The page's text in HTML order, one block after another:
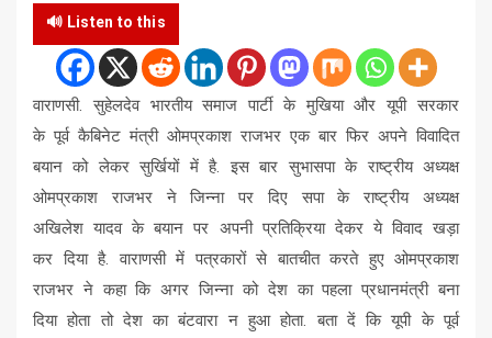
🔊 Listen to this
वाराणसी. सुहेलदेव भारतीय समाज पार्टी के मुखिया और यूपी सरकार
के पूर्व कैबिनेट मंत्री ओमप्रकाश राजभर एक बार फिर अपने विवादित
बयान को लेकर सुर्खियों में है. इस बार सुभासपा के राष्ट्रीय अध्यक्ष
ओमप्रकाश राजभर ने जिन्ना पर दिए सपा के राष्ट्रीय अध्यक्ष
अखिलेश यादव के बयान पर अपनी प्रतिक्रिया देकर ये विवाद खड़ा
कर दिया है. वाराणसी में पत्रकारों से बातचीत करते हुए ओमप्रकाश
राजभर ने कहा कि अगर जिन्ना को देश का पहला प्रधानमंत्री बना
दिया होता तो देश का बंटवारा न हुआ होता. बता दें कि यूपी के पूर्व